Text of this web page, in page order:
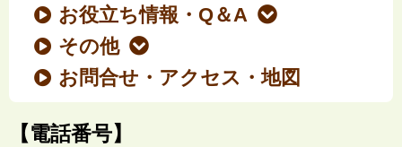
お役立ち情報・Q＆A
その他
お問合せ・アクセス・地図
【電話番号】